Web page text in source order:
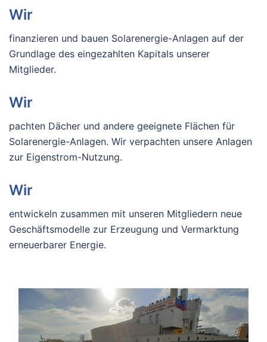
Wir
finanzieren und bauen Solarenergie-Anlagen auf der
Grundlage des eingezahlten Kapitals unserer
Mitglieder.
Wir
pachten Dächer und andere geeignete Flächen für
Solarenergie-Anlagen. Wir verpachten unsere Anlagen
zur Eigenstrom-Nutzung.
Wir
entwickeln zusammen mit unseren Mitgliedern neue
Geschäftsmodelle zur Erzeugung und Vermarktung
erneuerbarer Energie.